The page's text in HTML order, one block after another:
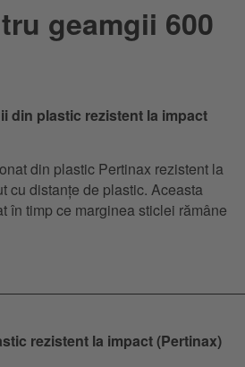
geamgii 600
din plastic rezistent la impact
din plastic Pertinax rezistent la
cu distanțe de plastic. Aceasta
în timp ce marginea sticlei rămâne
rezistent la impact (Pertinax)